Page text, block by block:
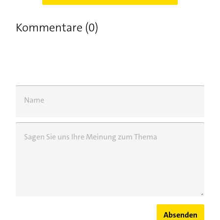
Kommentare (0)
Name
Sagen Sie uns Ihre Meinung zum Thema
Absenden